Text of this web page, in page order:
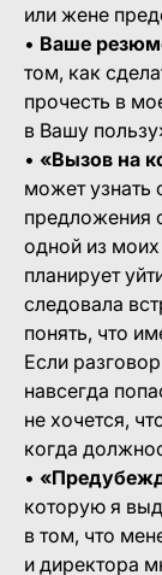
или жене
• Ваше
том, как
прочесть в
в Вашу
• «Вызов на
может узнать
предложения
одной из
планирует
следовала
понять, что
Если
навсегда
не хочется,
когда
•
которую я
в том, что
и директора